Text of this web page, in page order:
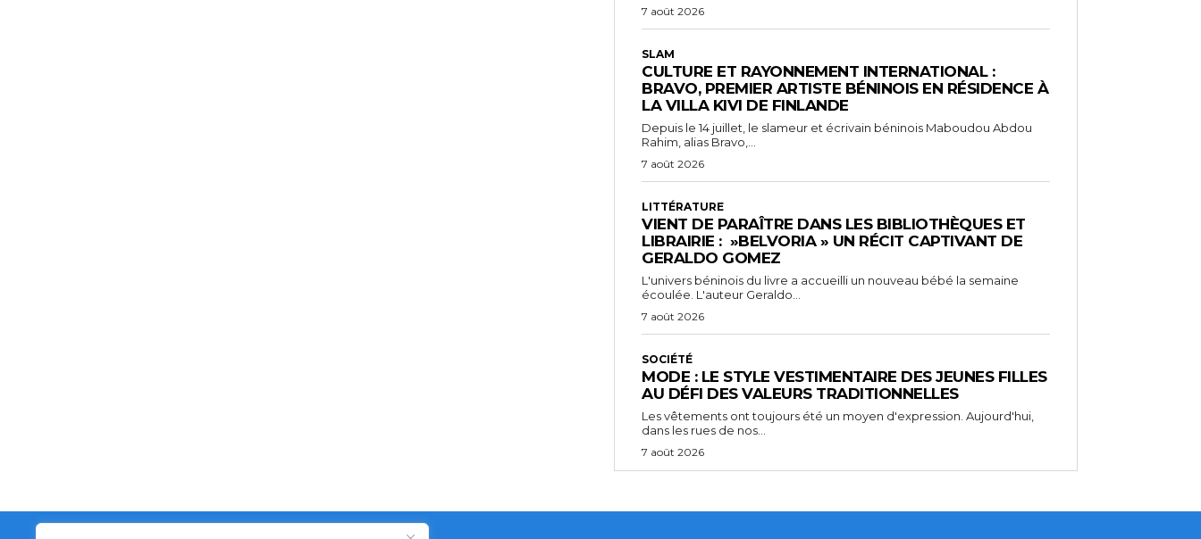
7 août 2026
SLAM
CULTURE ET RAYONNEMENT INTERNATIONAL :
BRAVO, PREMIER ARTISTE BÉNINOIS EN RÉSIDENCE À
LA VILLA KIVI DE FINLANDE
Depuis le 14 juillet, le slameur et écrivain béninois Maboudou Abdou
Rahim, alias Bravo,...
7 août 2026
LITTÉRATURE
VIENT DE PARAÎTRE DANS LES BIBLIOTHÈQUES ET
LIBRAIRIE : »BELVORIA » UN RÉCIT CAPTIVANT DE
GERALDO GOMEZ
L'univers béninois du livre a accueilli un nouveau bébé la semaine
écoulée. L'auteur Geraldo...
7 août 2026
SOCIÉTÉ
MODE : LE STYLE VESTIMENTAIRE DES JEUNES FILLES
AU DÉFI DES VALEURS TRADITIONNELLES
Les vêtements ont toujours été un moyen d'expression. Aujourd'hui,
dans les rues de nos...
7 août 2026